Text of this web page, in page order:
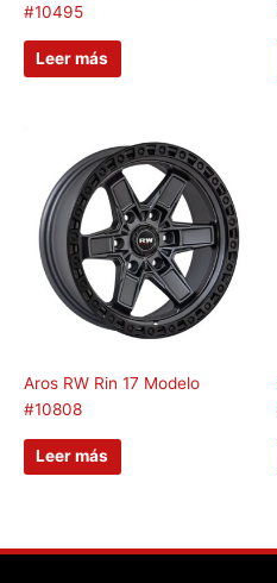
#10495
Leer más
Aros RW Rin 17 Modelo
#10808
Leer más